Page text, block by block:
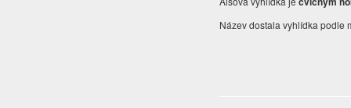
Název dostala vyhlídka podle